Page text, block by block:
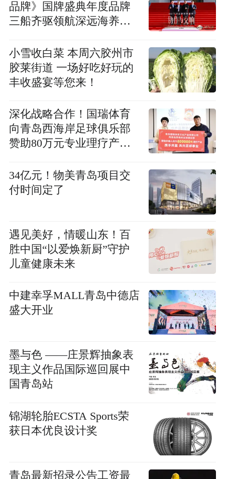
品牌》国牌盛典年度品牌
三船齐驱领航深远海养殖
小雪收白菜 本周六胶州市
胶莱街道 一场好吃好玩的
丰收盛宴等您来！
深化战略合作！国瑞体育
向青岛西海岸足球俱乐部
赞助80万元专业理疗产
34亿元！物美青岛项目交
付时间定了
遇见美好，情暖山东！百
胜中国“以爱焕新厨”守护
儿童健康未来
中建幸孚MALL青岛中德店
盛大开业
墨与色 ——庄景辉抽象表
现主义作品国际巡回展中
国青岛站
锦湖轮胎ECSTA Sports荣
获日本优良设计奖
青岛最新招录公告工资最